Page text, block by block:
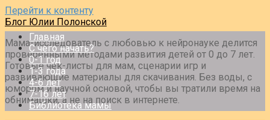
Перейти к контенту
Блог Юлии Полонской
Мама-исследователь с любовью к нейронауке делится
проверенными методами развития детей от 0 до 7 лет.
Готовые чек-листы для мам, сценарии игр и
развивающие материалы для скачивания. Без воды, с
юмором и научной основой, чтобы вы тратили время на
обнимашки, а не на поиск в интернете.
Главная
С чего начать?
0-1 год
1-3 года
4-6 лет
7-16 лет
Библиотека мамы